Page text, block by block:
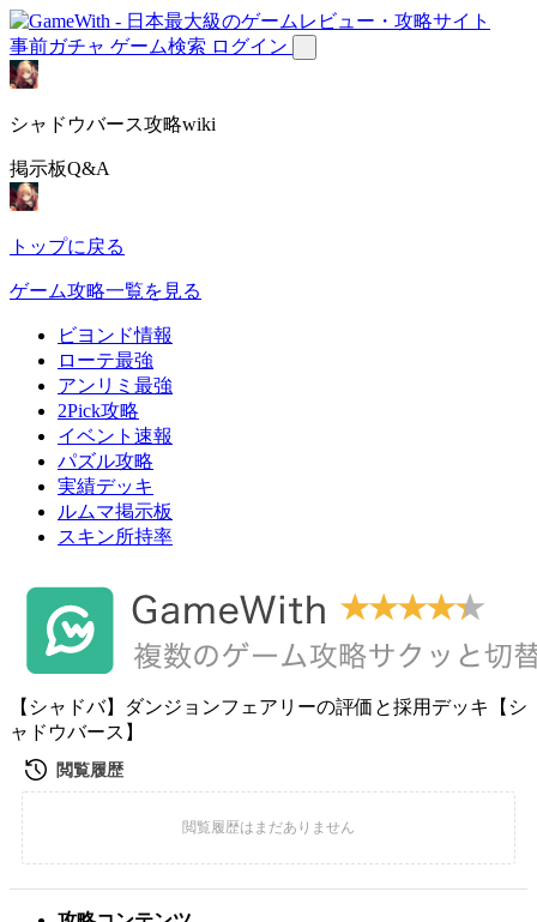
事前ガチャ ゲーム検索 ログイン
シャドウバース攻略wiki
掲示板Q&A
トップに戻る
ゲーム攻略一覧を見る
ビヨンド情報
ローテ最強
アンリミ最強
2Pick攻略
イベント速報
パズル攻略
実績デッキ
ルムマ掲示板
スキン所持率
【シャドバ】ダンジョンフェアリーの評価と採用デッキ【シ
ャドウバース】